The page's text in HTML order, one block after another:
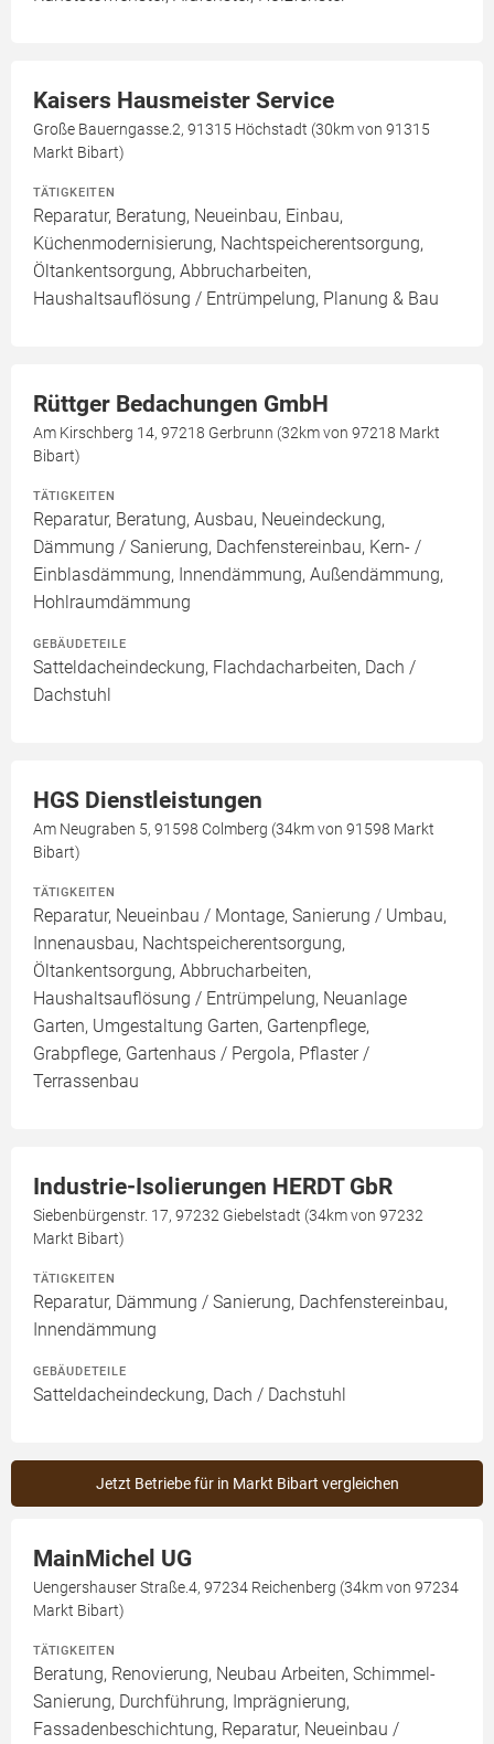
Kaisers Hausmeister Service
Große Bauerngasse.2, 91315 Höchstadt (30km von 91315
Markt Bibart)
TÄTIGKEITEN
Reparatur, Beratung, Neueinbau, Einbau,
Küchenmodernisierung, Nachtspeicherentsorgung,
Öltankentsorgung, Abbrucharbeiten,
Haushaltsauflösung / Entrümpelung, Planung & Bau
Rüttger Bedachungen GmbH
Am Kirschberg 14, 97218 Gerbrunn (32km von 97218 Markt
Bibart)
TÄTIGKEITEN
Reparatur, Beratung, Ausbau, Neueindeckung,
Dämmung / Sanierung, Dachfenstereinbau, Kern- /
Einblasdämmung, Innendämmung, Außendämmung,
Hohlraumdämmung
GEBÄUDETEILE
Satteldacheindeckung, Flachdacharbeiten, Dach /
Dachstuhl
HGS Dienstleistungen
Am Neugraben 5, 91598 Colmberg (34km von 91598 Markt
Bibart)
TÄTIGKEITEN
Reparatur, Neueinbau / Montage, Sanierung / Umbau,
Innenausbau, Nachtspeicherentsorgung,
Öltankentsorgung, Abbrucharbeiten,
Haushaltsauflösung / Entrümpelung, Neuanlage
Garten, Umgestaltung Garten, Gartenpflege,
Grabpflege, Gartenhaus / Pergola, Pflaster /
Terrassenbau
Industrie-Isolierungen HERDT GbR
Siebenbürgenstr. 17, 97232 Giebelstadt (34km von 97232
Markt Bibart)
TÄTIGKEITEN
Reparatur, Dämmung / Sanierung, Dachfenstereinbau,
Innendämmung
GEBÄUDETEILE
Satteldacheindeckung, Dach / Dachstuhl
Jetzt Betriebe für in Markt Bibart vergleichen
MainMichel UG
Uengershauser Straße.4, 97234 Reichenberg (34km von 97234
Markt Bibart)
TÄTIGKEITEN
Beratung, Renovierung, Neubau Arbeiten, Schimmel-
Sanierung, Durchführung, Imprägnierung,
Fassadenbeschichtung, Reparatur, Neueinbau /